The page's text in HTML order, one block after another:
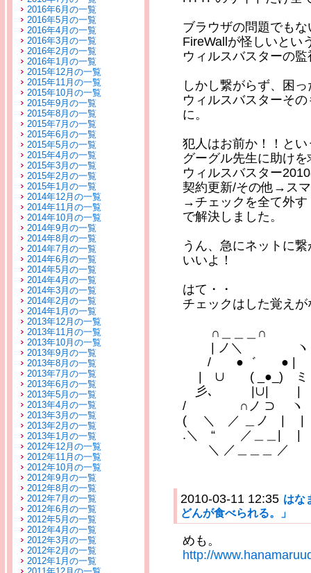
2016年6月の一覧
2016年5月の一覧
2016年4月の一覧
2016年3月の一覧
2016年2月の一覧
2016年1月の一覧
2015年12月の一覧
2015年11月の一覧
2015年10月の一覧
2015年9月の一覧
2015年8月の一覧
2015年7月の一覧
2015年6月の一覧
2015年5月の一覧
2015年4月の一覧
2015年3月の一覧
2015年2月の一覧
2015年1月の一覧
2014年12月の一覧
2014年11月の一覧
2014年10月の一覧
2014年9月の一覧
2014年8月の一覧
2014年7月の一覧
2014年6月の一覧
2014年5月の一覧
2014年4月の一覧
2014年3月の一覧
2014年2月の一覧
2014年1月の一覧
2013年12月の一覧
2013年11月の一覧
2013年10月の一覧
2013年9月の一覧
2013年8月の一覧
2013年7月の一覧
2013年6月の一覧
2013年5月の一覧
2013年4月の一覧
2013年3月の一覧
2013年2月の一覧
2013年1月の一覧
2012年12月の一覧
2012年11月の一覧
2012年10月の一覧
2012年9月の一覧
2012年8月の一覧
2012年7月の一覧
2012年6月の一覧
2012年5月の一覧
2012年4月の一覧
2012年3月の一覧
2012年2月の一覧
2012年1月の一覧
ブラウザの問題でも
FireWallが怪しいとい
ウィルスバスターの
しかし繋がらず、困
ウィルスバスターそ
に。
犯人はお前か！！と
グーグル先生に助け
ウィルスバスター
契約更新/その他→ス
→チェックを全て外す
で解決しました。
うん、急にネットに
いいよ！
はて・・
チェックはした覚え
∩＿＿
| ノ＼
/ ●゛
| ∪ ( _●_) ミ <
彡､
/ ∩ノ ⊃ ヽ
( ＼ ／ ＿ノ | |
.＼ “ ／＿＿| |
＼ ／＿＿＿ ／
2010-03-11 12:35 はな
どんが食べられる。」
めも。
http://